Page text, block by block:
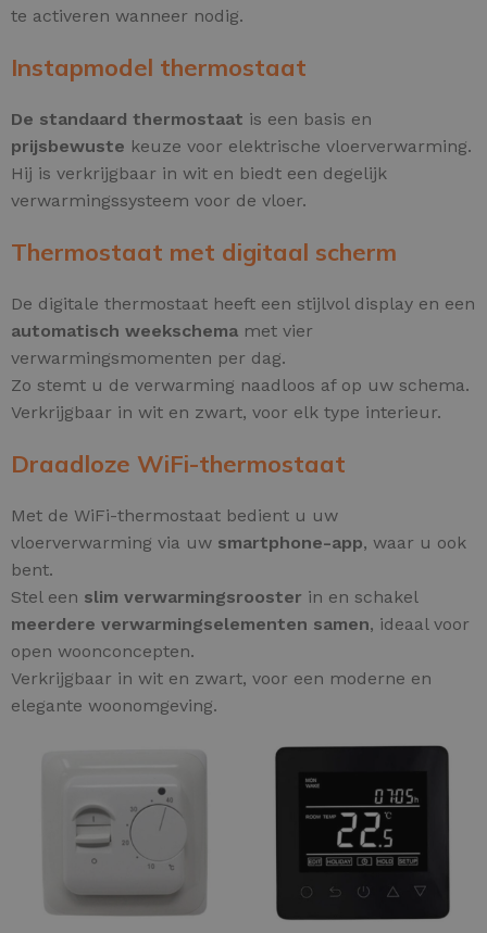
te activeren wanneer nodig.
Instapmodel thermostaat
De standaard thermostaat is een basis en
prijsbewuste keuze voor elektrische vloerverwarming.
Hij is verkrijgbaar in wit en biedt een degelijk
verwarmingssysteem voor de vloer.
Thermostaat met digitaal scherm
De digitale thermostaat heeft een stijlvol display en een
automatisch weekschema met vier
verwarmingsmomenten per dag.
Zo stemt u de verwarming naadloos af op uw schema.
Verkrijgbaar in wit en zwart, voor elk type interieur.
Draadloze WiFi-thermostaat
Met de WiFi-thermostaat bedient u uw
vloerverwarming via uw smartphone-app, waar u ook
bent.
Stel een slim verwarmingsrooster in en schakel
meerdere verwarmingselementen samen, ideaal voor
open woonconcepten.
Verkrijgbaar in wit en zwart, voor een moderne en
elegante woonomgeving.